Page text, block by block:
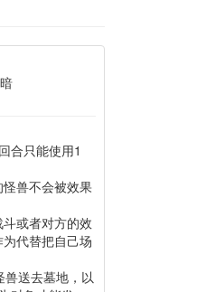
合只能使用1
兽不会被效果
或者对方的效
代替把自己场
送去墓地，以